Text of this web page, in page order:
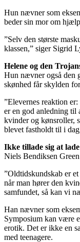
Hun nævner som
beder sin mor om
”Selv den største
klassen,” siger Sigrid
Helene og den
Hun nævner også den
skønhed får skylden
”Elevernes reaktion
er en god anledning til
kvinder og kønsroller,
blevet fastholdt til i
Ikke tillade sig at
Niels Bendiksen
”Oldtidskundskab er
når man hører den
samfundet, så kan vi
Han nævner som
Symposium kan være
erotik. Det er ikke en
med teenagere.